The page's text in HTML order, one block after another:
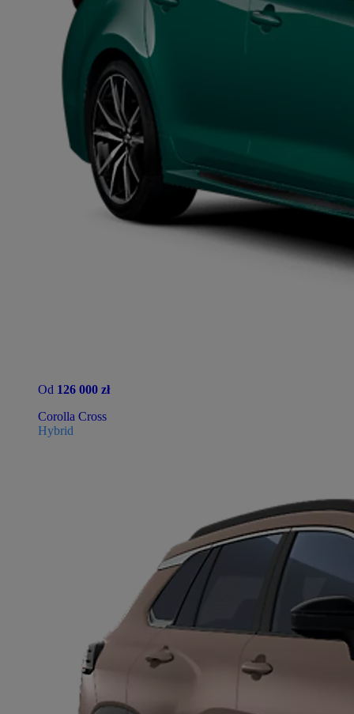
Od 126 000 zł
Corolla Cross
Hybrid